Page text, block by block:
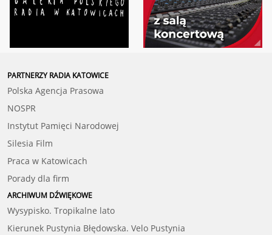
PARTNERZY RADIA KATOWICE
Polska Agencja Prasowa
NOSPR
Instytut Pamięci Narodowej
Silesia Film
Praca w Katowicach
Porady dla firm
ARCHIWUM DŹWIĘKOWE
Wysypisko. Tropikalne lato
Kierunek Pustynia Błędowska. Velo Pustynia